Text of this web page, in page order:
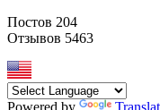
Постов 204
Отзывов 5463
Powered by